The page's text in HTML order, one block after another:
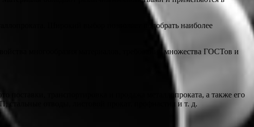
Широкий выбор позволяет подобрать наиболее
многообразия материалов, требования множества ГОСТов и
поставки, транспортировка и продажа металлопроката, а также его
стальные отводы, листовой прокат, профнастил и т. д.